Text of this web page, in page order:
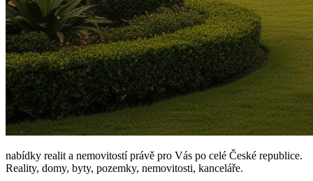
nabídky realit a nemovitostí právě pro Vás po celé České republice.
Reality, domy, byty, pozemky, nemovitosti, kanceláře.